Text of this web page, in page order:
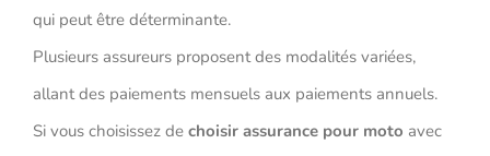
qui peut être déterminante.
Plusieurs assureurs proposent des modalités variées,
allant des paiements mensuels aux paiements annuels.
Si vous choisissez de choisir assurance pour moto avec